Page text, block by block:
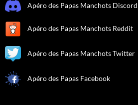
Apéro des Papas Manchots Discord
Apéro des Papas Manchots Reddit
Apéro des Papas Manchots Twitter
Apéro des Papas Facebook